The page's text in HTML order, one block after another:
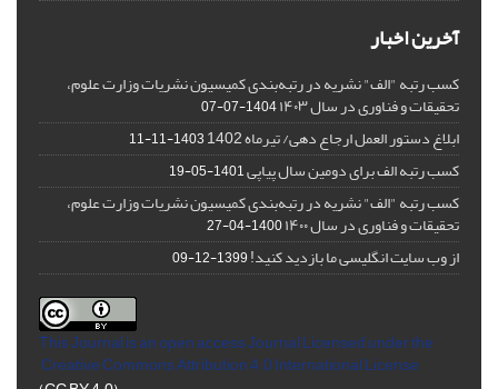
آخرین اخبار
کسب رتبه "الف" نشریه در رتبه‌بندی کمیسیون نشریات وزارت علوم،
تحقیقات و فناوری در سال ۱۴۰۳ 1404-07-07
ابلاغ دستور العمل ارجاع دهی/ تیرماه 1402 1403-11-11
کسب رتبه الف برای دومین سال پیاپی1401-05-19
کسب رتبه "الف" نشریه در رتبه‌بندی کمیسیون نشریات وزارت علوم،
تحقیقات و فناوری در سال ۱۴۰۰ 1400-04-27
از وب سایت انگلیسی ما بازدید کنید!1399-12-09
This Journal is an open access Journal Licensedunder the
Creative Commons Attribution 4.0 International License